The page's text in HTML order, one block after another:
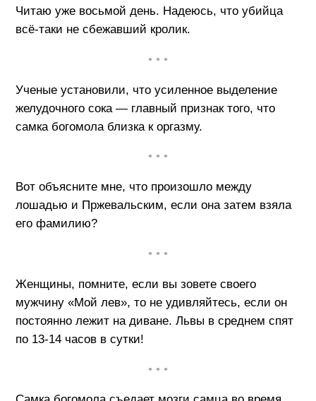
Читаю уже восьмой день. Надеюсь, что убийца
всё-таки не сбежавший кролик.
• • •
Ученые установили, что усиленное выделение
желудочного сока — главный признак того, что
самка богомола близка к оргазму.
• • •
Вот объясните мне, что произошло между
лошадью и Пржевальским, если она затем взяла
его фамилию?
• • •
Женщины, помните, если вы зовете своего
мужчину «Мой лев», то не удивляйтесь, если он
постоянно лежит на диване. Львы в среднем спят
по 13-14 часов в сутки!
• • •